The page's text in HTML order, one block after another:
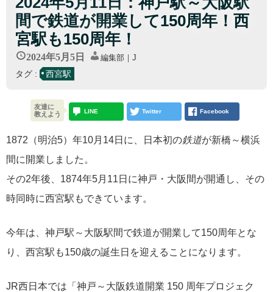
間で鉄道が開業して150周年！西
宮駅も150周年！
2024年5月5日 編集部｜J
タグ : 西宮駅
1872（明治5）年10月14日に、日本初の鉄道が新橋～横浜
間に開業しました。
その2年後、1874年5月11日に神戸・大阪間が開通し、その
時同時に西宮駅もできています。
今年は、神戸駅～大阪駅間で鉄道が開業して150周年とな
り、西宮駅も150歳の誕生日を迎えることになります。
JR西日本では「神戸～大阪鉄道開業 150 周年プロジェク
友達に
教えよう
LINE Twitter Facebook